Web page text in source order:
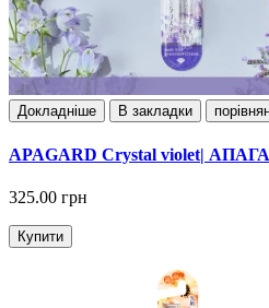
Докладнiше В закладки
APAGARD Crystal violet|
325.00 грн
Купити